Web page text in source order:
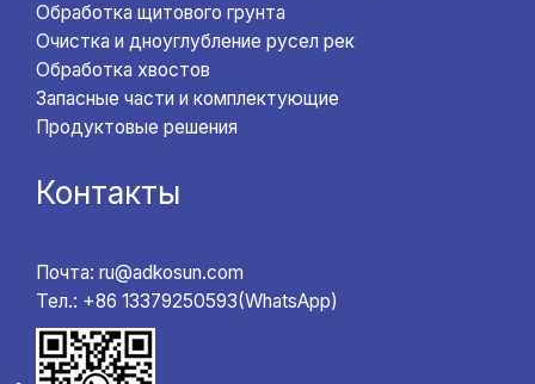
Обработка щитового грунта
Очистка и дноуглубление русел рек
Обработка хвостов
Запасные части и комплектующие
Продуктовые решения
Контакты
Почта: ru@adkosun.com
Тел.: +86 13379250593(WhatsApp)